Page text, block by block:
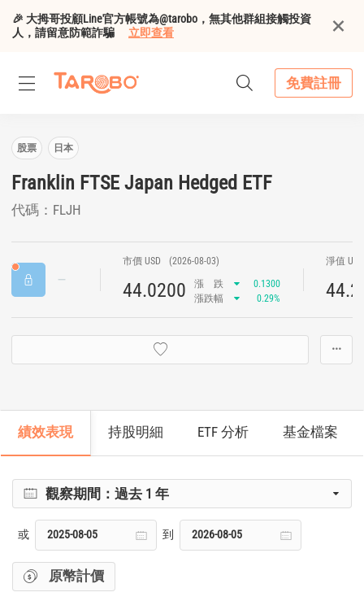
🎉 大拇哥投顧Line官方帳號為@tarobo，無其他群組接觸投資
人，請留意防範詐騙
立即查看
免費註冊
股票 日本
Franklin FTSE Japan Hedged ETF
代碼：FLJH
市價 USD (2026-08-03)
44.0200 漲 跌
0.1300
漲跌幅
0.29%
淨值
···
績效表現 持股明細 ETF 分析 基金檔案
觀察期間：過去 1 年
或 到
原幣計價